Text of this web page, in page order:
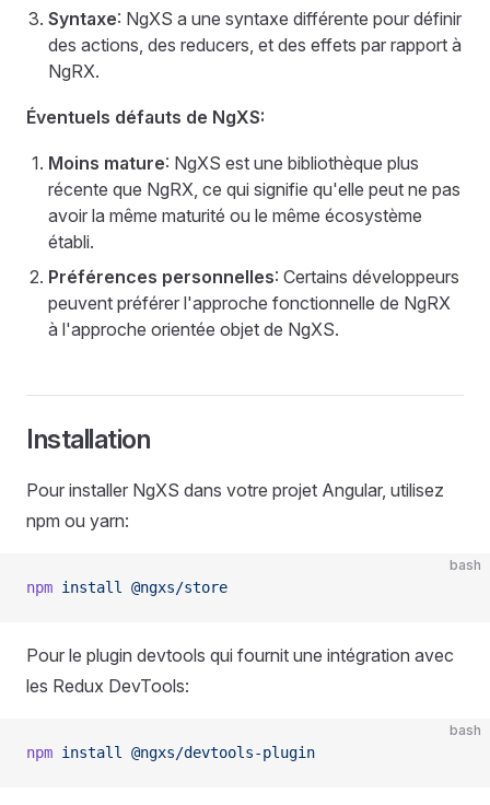
Syntaxe: NgXS a une syntaxe différente pour définir
des actions, des reducers, et des effets par rapport à
NgRX.
Éventuels défauts de NgXS:
Moins mature: NgXS est une bibliothèque plus
récente que NgRX, ce qui signifie qu'elle peut ne pas
avoir la même maturité ou le même écosystème
établi.
Préférences personnelles: Certains développeurs
peuvent préférer l'approche fonctionnelle de NgRX
à l'approche orientée objet de NgXS.
Installation
Pour installer NgXS dans votre projet Angular, utilisez
npm ou yarn:
bash
npm install @ngxs/store
Pour le plugin devtools qui fournit une intégration avec
les Redux DevTools:
bash
npm install @ngxs/devtools-plugin